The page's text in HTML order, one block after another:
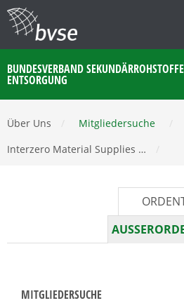
BUNDESVERBAND
ENTSORGUNG
Über Uns Mitgliedersuche
Interzero Material Supplies …
MITGLIEDERSUCHE